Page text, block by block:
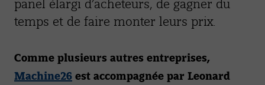
temps et de faire monter leurs prix.
Comme plusieurs autres entreprises,
Machine26est accompagnée par Leonard